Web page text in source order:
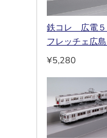
鉄コレ 広電５
フレッチェ広
¥5,280